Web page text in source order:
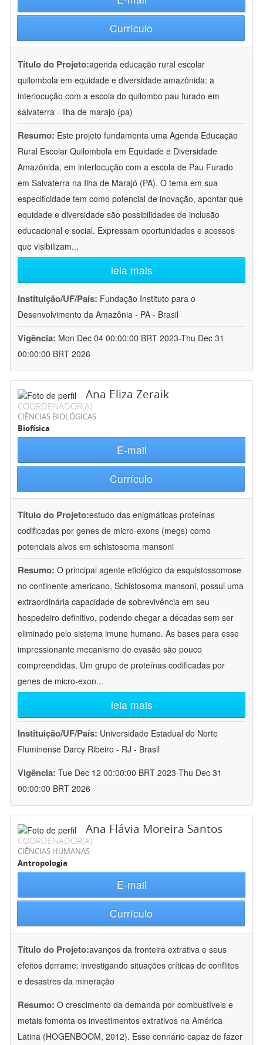
Currículo
Título do Projeto:agenda educação rural escolar
quilombola em equidade e diversidade amazônida: a
interlocução com a escola do quilombo pau furado em
salvaterra - ilha de marajó (pa)
Resumo: Este projeto fundamenta uma Agenda Educação
Rural Escolar Quilombola em Equidade e Diversidade
Amazônida, em interlocução com a escola de Pau Furado
em Salvaterra na Ilha de Marajó (PA). O tema em sua
especificidade tem como potencial de inovação, apontar que
equidade e diversidade são possibilidades de inclusão
educacional e social. Expressam oportunidades e acessos
que visibilizam...
leia mais
Instituição/UF/País: Fundação Instituto para o
Desenvolvimento da Amazônia - PA - Brasil
Vigência: Mon Dec 04 00:00:00 BRT 2023-Thu Dec 31
00:00:00 BRT 2026
Ana Eliza Zeraik
COORDENADOR(A)
CIÊNCIAS BIOLÓGICAS
Biofísica
E-mail
Currículo
Título do Projeto:estudo das enigmáticas proteínas
codificadas por genes de micro-exons (megs) como
potenciais alvos em schistosoma mansoni
Resumo: O principal agente etiológico da esquistossomose
no continente americano, Schistosoma mansoni, possui uma
extraordinária capacidade de sobrevivência em seu
hospedeiro definitivo, podendo chegar a décadas sem ser
eliminado pelo sistema imune humano. As bases para esse
impressionante mecanismo de evasão são pouco
compreendidas. Um grupo de proteínas codificadas por
genes de micro-exon...
leia mais
Instituição/UF/País: Universidade Estadual do Norte
Fluminense Darcy Ribeiro - RJ - Brasil
Vigência: Tue Dec 12 00:00:00 BRT 2023-Thu Dec 31
00:00:00 BRT 2026
Ana Flávia Moreira Santos
COORDENADOR(A)
CIÊNCIAS HUMANAS
Antropologia
E-mail
Currículo
Título do Projeto:avanços da fronteira extrativa e seus
efeitos derrame: investigando situações críticas de conflitos
e desastres da mineração
Resumo: O crescimento da demanda por combustíveis e
metais fomenta os investimentos extrativos na América
Latina (HOGENBOOM, 2012). Esse cennário capaz de fazer